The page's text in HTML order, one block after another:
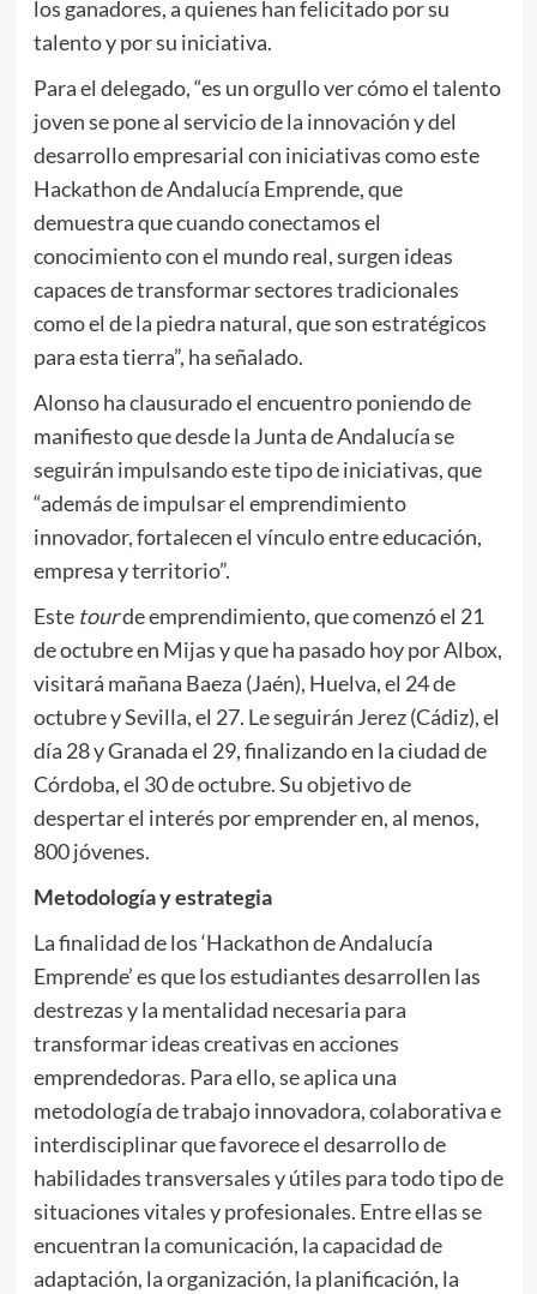
los ganadores, a quienes han felicitado por su
talento y por su iniciativa.
Para el delegado, “es un orgullo ver cómo el talento
joven se pone al servicio de la innovación y del
desarrollo empresarial con iniciativas como este
Hackathon de Andalucía Emprende, que
demuestra que cuando conectamos el
conocimiento con el mundo real, surgen ideas
capaces de transformar sectores tradicionales
como el de la piedra natural, que son estratégicos
para esta tierra”, ha señalado.
Alonso ha clausurado el encuentro poniendo de
manifiesto que desde la Junta de Andalucía se
seguirán impulsando este tipo de iniciativas, que
“además de impulsar el emprendimiento
innovador, fortalecen el vínculo entre educación,
empresa y territorio”.
Este tourde emprendimiento, que comenzó el 21
de octubre en Mijas y que ha pasado hoy por Albox,
visitará mañana Baeza (Jaén), Huelva, el 24 de
octubre y Sevilla, el 27. Le seguirán Jerez (Cádiz), el
día 28 y Granada el 29, finalizando en la ciudad de
Córdoba, el 30 de octubre. Su objetivo de
despertar el interés por emprender en, al menos,
800 jóvenes.
Metodología y estrategia
La finalidad de los ‘Hackathon de Andalucía
Emprende’ es que los estudiantes desarrollen las
destrezas y la mentalidad necesaria para
transformar ideas creativas en acciones
emprendedoras. Para ello, se aplica una
metodología de trabajo innovadora, colaborativa e
interdisciplinar que favorece el desarrollo de
habilidades transversales y útiles para todo tipo de
situaciones vitales y profesionales. Entre ellas se
encuentran la comunicación, la capacidad de
adaptación, la organización, la planificación, la